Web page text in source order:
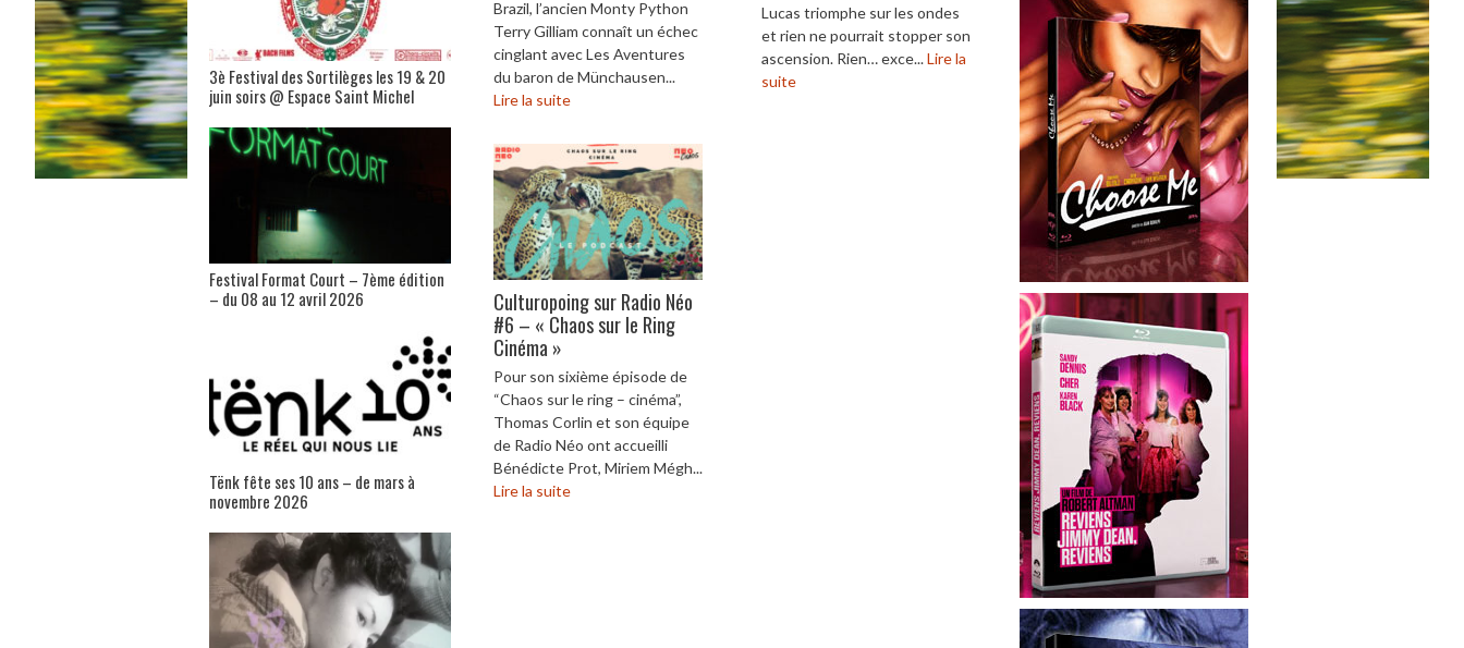
Brazil, l’ancien Monty Python
Terry Gilliam connaît un échec
cinglant avec Les Aventures
du baron de Münchausen...
Lire la suite
Lucas triomphe sur les ondes
et rien ne pourrait stopper son
ascension. Rien… exce...Lire la
suite
Culturopoing sur Radio Néo
#6 – « Chaos sur le Ring
Cinéma »
Pour son sixième épisode de
“Chaos sur le ring – cinéma”,
Thomas Corlin et son équipe
de Radio Néo ont accueilli
Bénédicte Prot, Miriem Mégh...
Lire la suite
3è Festival des Sortilèges les 19 & 20
juin soirs @ Espace Saint Michel
Festival Format Court – 7ème édition
– du 08 au 12 avril 2026
Tënk fête ses 10 ans – de mars à
novembre 2026